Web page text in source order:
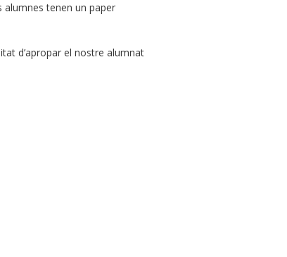
tenen un paper
d’apropar el nostre alumnat